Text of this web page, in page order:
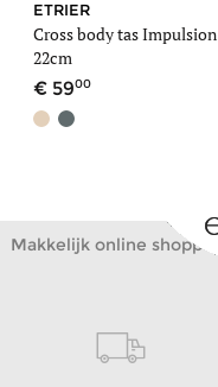
ETRIER
Cross body tas Impulsion
22cm
5900
Makkelijk online shoppen